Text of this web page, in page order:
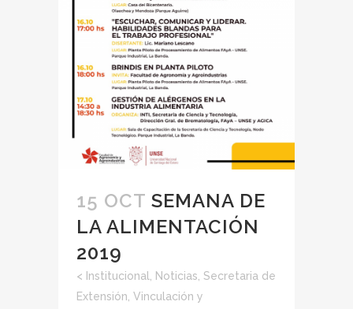
15 OCT SEMANA DE
LA ALIMENTACIÓN
2019
< Institucional Noticias Secretaria de
Extensión, Vinculación y